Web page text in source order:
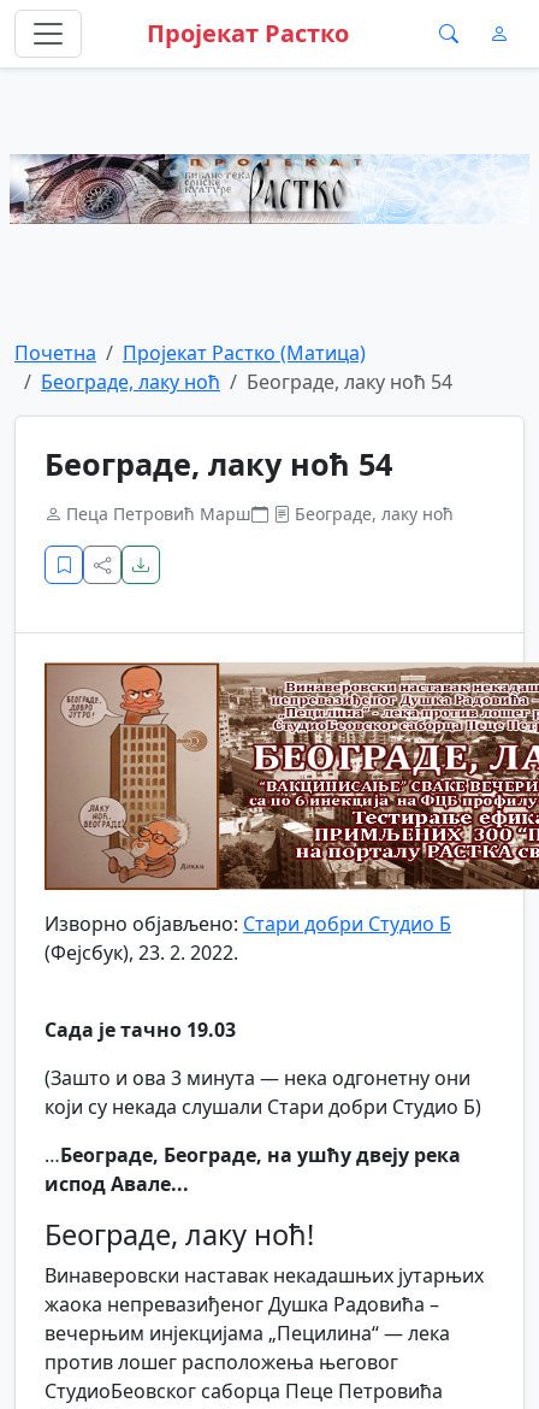
Пројекат Растко
Почетна
Пројекат Растко (Матица)
Београде, лаку ноћ
Београде, лаку ноћ 54
Београде, лаку ноћ 54
Пеца Петровић Марш Београде, лаку ноћ
Изворно објављено: Стари добри Студио Б
(Фејсбук), 23. 2. 2022.
Сада је тачно 19.03
(Зашто и ова 3 минута — нека одгонетну они
који су некада слушали Стари добри Студио Б)
…Београде, Београде, на ушћу двеју река
испод Авале...
Београде, лаку ноћ!
Винаверовски наставак некадашњих јутарњих
жаока непревазиђеног Душка Радовића –
вечерњим инјекцијама „Пецилина“ — лека
против лошег расположења његовог
СтудиоБеовског саборца Пеце Петровића